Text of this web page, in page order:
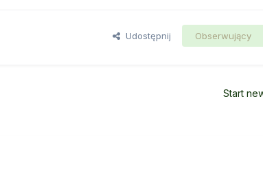
Udostępnij Obserwujący
Start